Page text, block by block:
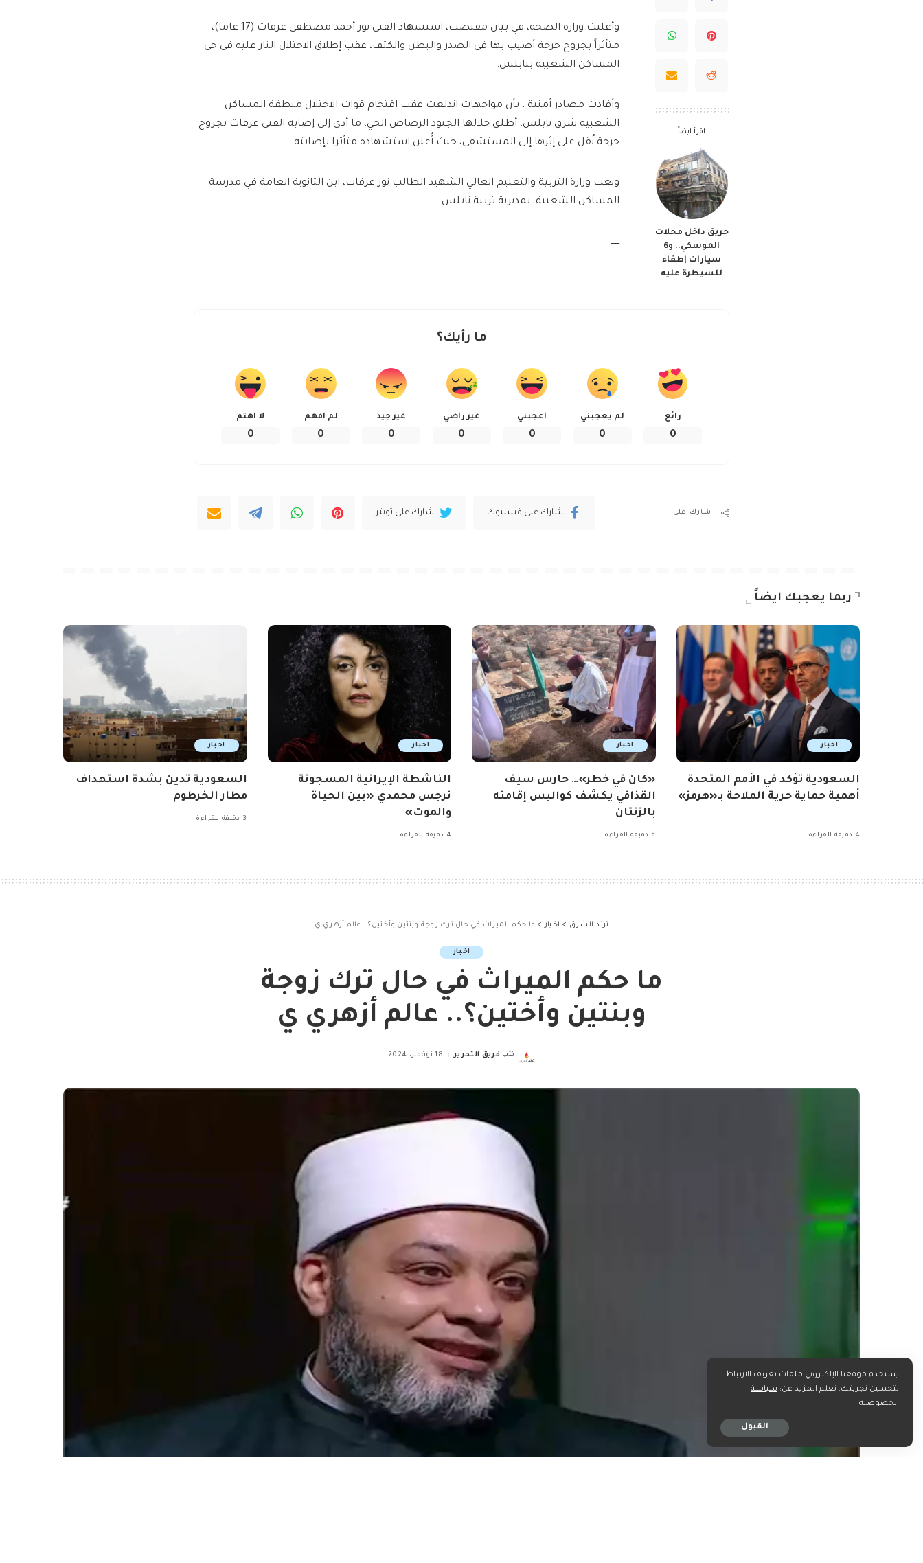
اقرأ ايضاً
حريق داخل محلات
الموسكي.. و6
سيارات إطفاء
للسيطرة عليه
وأعلنت وزارة الصحة، في بيان مقتضب، استشهاد الفتى نور أحمد مصطفى عرفات (17 عاما)،
متأثراً بجروح حرجة أصيب بها في الصدر والبطن والكتف، عقب إطلاق الاحتلال النار عليه في حي
المساكن الشعبية بنابلس.
وأفادت مصادر أمنية ، بأن مواجهات اندلعت عقب اقتحام قوات الاحتلال منطقة المساكن
الشعبية شرق نابلس، أطلق خلالها الجنود الرصاص الحي، ما أدى إلى إصابة الفتى عرفات بجروح
حرجة نُقل على إثرها إلى المستشفى، حيث أُعلن استشهاده متأثرا بإصابته.
ونعت وزارة التربية والتعليم العالي الشهيد الطالب نور عرفات، ابن الثانوية العامة في مدرسة
المساكن الشعبية، بمديرية تربية نابلس.
ــــــ
ما رأيك؟
رائع
0
لم يعجبني
0
اعجبني
0
غير راضي
0
غير جيد
0
لم افهم
0
لا اهتم
0
شارك على شارك على فيسبوك شارك على تويتر
ربما يعجبك ايضاً
اخبار
السعودية تؤكد في الأمم المتحدة
أهمية حماية حرية الملاحة بـ«هرمز»
4 دقيقة للقراءة
اخبار
«كان في خطر»… حارس سيف
القذافي يكشف كواليس إقامته
بالزنتان
6 دقيقة للقراءة
اخبار
الناشطة الإيرانية المسجونة
نرجس محمدي «بين الحياة
والموت»
4 دقيقة للقراءة
اخبار
السعودية تدين بشدة استهداف
مطار الخرطوم
3 دقيقة للقراءة
ترند الشرق > اخبار> ما حكم الميراث في حال ترك زوجة وبنتين وأختين؟.. عالم أزهري ي
اخبار
ما حكم الميراث في حال ترك زوجة
وبنتين وأختين؟.. عالم أزهري ي
Posted
كتب فريق التحرير 18 نوفمبر، 2024
يستخدم موقعنا الإلكتروني ملفات تعريف الارتباط
لتحسين تجربتك. تعلم المزيد عن: سياسة
الخصوصية
القبول